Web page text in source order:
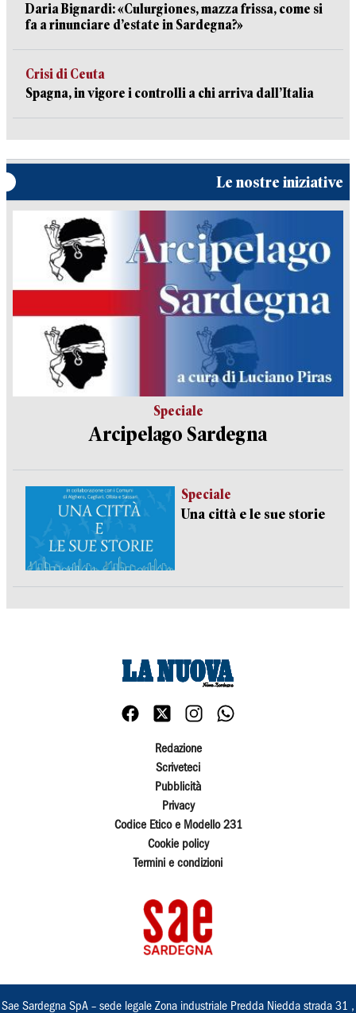
Daria Bignardi: «Culurgiones, mazza frissa, come si
fa a rinunciare d’estate in Sardegna?»
Crisi di Ceuta
Spagna, in vigore i controlli a chi arriva dall’Italia
Le nostre iniziative
Speciale
Arcipelago Sardegna
Speciale
Una città e le sue storie
Redazione
Scriveteci
Pubblicità
Privacy
Codice Etico e Modello 231
Cookie policy
Termini e condizioni
Sae Sardegna SpA – sede legale Zona industriale Predda Niedda strada 31 ,